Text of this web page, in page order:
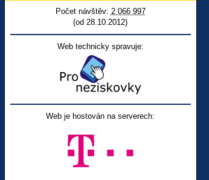
Počet návštěv: 2 066 997
(od 28.10.2012)
Web technicky spravuje:
Web je hostován na serverech: